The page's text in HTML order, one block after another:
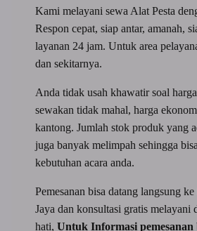
Kami melayani sewa Alat Pesta
Respon cepat, siap antar, amanah,
layanan 24 jam. Untuk area
dan sekitarnya.
Anda tidak usah khawatir soal
sewakan tidak mahal, harga
kantong. Jumlah stok produk yang
juga banyak melimpah sehingga
kebutuhan acara anda.
Pemesanan bisa datang langsung
Jaya dan konsultasi gratis melayani
hati,Untuk Informasi pemesanan